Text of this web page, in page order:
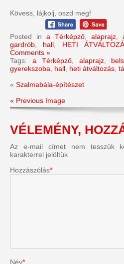
Kövess, lájkolj, oszd meg!
Posted in a Térképző alaprajz
gardrób
hall HETI
Comments »
Tags: a Térképző, alaprajz,
gyerekszoba
hall heti átváltozás
« Szalmabála-építészet
« Previous Image
VÉLEMÉNY,
Az e-mail címet nem tesszük
karakterrel jelöltük
Hozzászólás*
Név*